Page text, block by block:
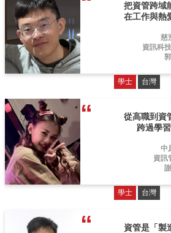
把資管跨域
在工作與熱
慈
資訊科
學士 台灣
從高職到資
跨過學
中
資訊
學士 台灣
資管是「製